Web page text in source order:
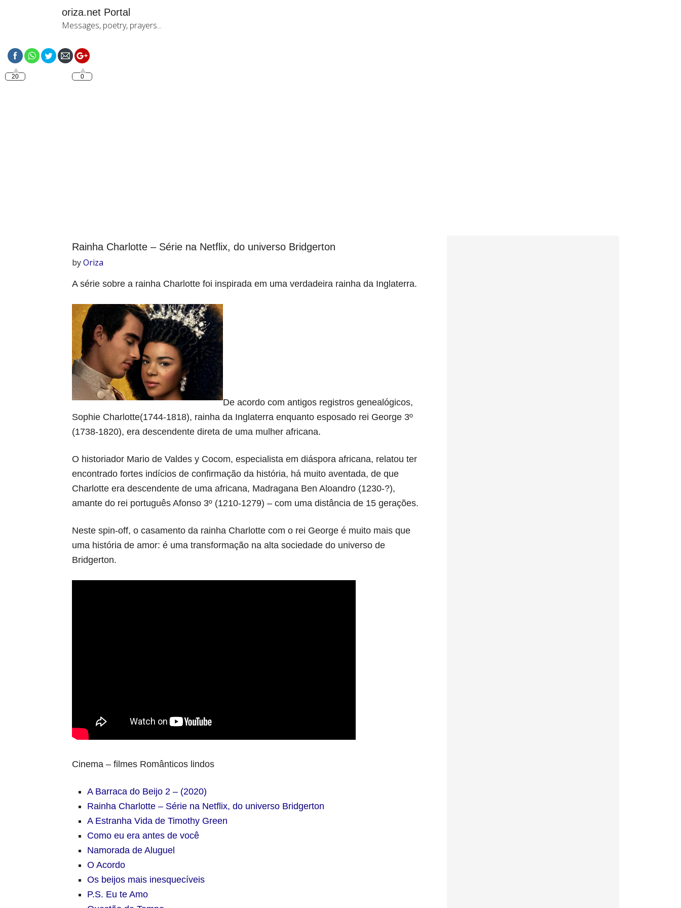
oriza.net Portal
Messages, poetry, prayers...
Rainha Charlotte – Série na Netflix, do universo Bridgerton
byOriza
A série sobre a rainha Charlotte foi inspirada em uma verdadeira rainha da Inglaterra.
De acordo com antigos registros genealógicos,
Sophie Charlotte(1744-1818), rainha da Inglaterra enquanto esposado rei George 3º
(1738-1820), era descendente direta de uma mulher africana.
O historiador Mario de Valdes y Cocom, especialista em diáspora africana, relatou ter
encontrado fortes indícios de confirmação da história, há muito aventada, de que
Charlotte era descendente de uma africana, Madragana Ben Aloandro (1230-?),
amante do rei português Afonso 3º (1210-1279) – com uma distância de 15 gerações.
Neste spin-off, o casamento da rainha Charlotte com o rei George é muito mais que
uma história de amor: é uma transformação na alta sociedade do universo de
Bridgerton.
Cinema – filmes Românticos lindos
A Barraca do Beijo 2 – (2020)
Rainha Charlotte – Série na Netflix, do universo Bridgerton
A Estranha Vida de Timothy Green
Como eu era antes de você
Namorada de Aluguel
O Acordo
Os beijos mais inesquecíveis
P.S. Eu te Amo
20 0